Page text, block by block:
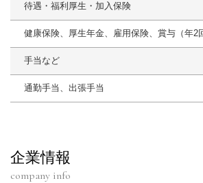
待遇・福利厚生・加入保険
健康保険、厚生年金、雇用保険、賞与（年2
手当など
通勤手当、出張手当
企業情報
company info